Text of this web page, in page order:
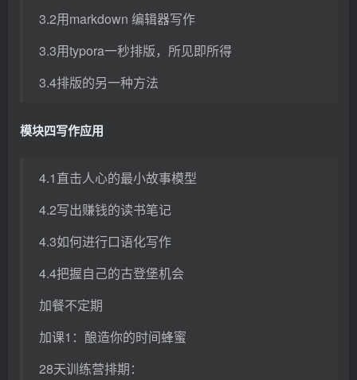
3.2用markdown 编辑器写作
3.3用typora一秒排版，所见即所得
3.4排版的另一种方法
模块四写作应用
4.1直击人心的最小故事模型
4.2写出赚钱的读书笔记
4.3如何进行口语化写作
4.4把握自己的古登堡机会
加餐不定期
加课1：酿造你的时间蜂蜜
28天训练营排期：